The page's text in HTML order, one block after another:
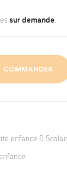
sur demande.
COMMANDER
enfance &